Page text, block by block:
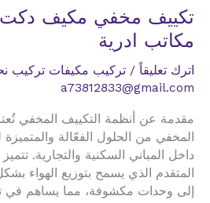
تركيب
مكيفات
جيم
تكييف مخفي مكيف دكت
مكاتب ادرية
اترك تعليقاً / تركيب مكيفات تركيب
a73812833@gmail.com
مقدمة عن أنظمة التكييف المخفي
المخفي من الحلول الفعّالة والمتميزة
داخل المباني السكنية والتجارية.
المتقدم الذي يسمح بتوزيع الهواء
إلى وحدات مكشوفة، مما يساهم في